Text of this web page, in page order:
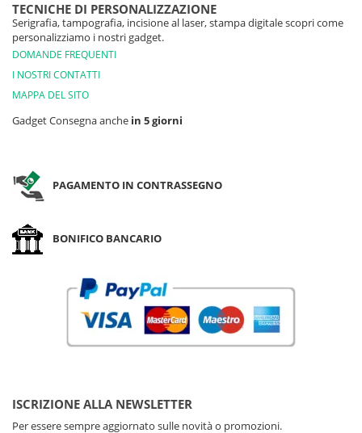
TECNICHE DI PERSONALIZZAZIONE
Serigrafia, tampografia, incisione al laser, stampa digitale scopri come
personalizziamo i nostri gadget.
DOMANDE FREQUENTI
I NOSTRI CONTATTI
MAPPA DEL SITO
Gadget Consegna anche in 5 giorni
PAGAMENTO IN CONTRASSEGNO
BONIFICO BANCARIO
ISCRIZIONE ALLA NEWSLETTER
Per essere sempre aggiornato sulle novità o promozioni.